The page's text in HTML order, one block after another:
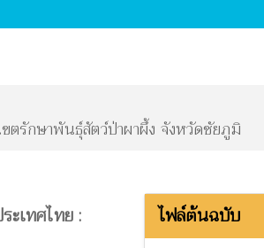
ตรักษาพันธุ์สัตว์ป่าผาผึ้ง จังหวัดชัยภูมิ
ะเทศไทย : ไฟล์ต้นฉบับ